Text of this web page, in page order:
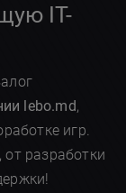
IT-
lebo.md,
игр.
разработки